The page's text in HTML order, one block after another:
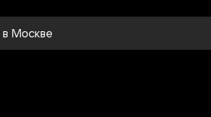
в Москве